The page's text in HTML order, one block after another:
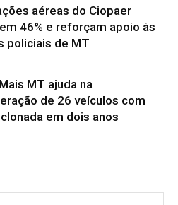
aéreas do Ciopaer
46% e reforçam apoio às
policiais de MT
MT ajuda na
de 26 veículos com
em dois anos